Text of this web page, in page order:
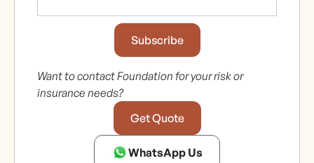
Want to contact Foundation for your risk or
insurance needs?
Get Quote
WhatsApp Us